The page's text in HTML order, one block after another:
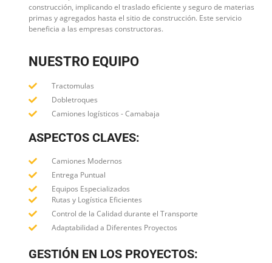
construcción, implicando el traslado eficiente y seguro de materias
primas y agregados hasta el sitio de construcción. Este servicio
beneficia a las empresas constructoras.
NUESTRO EQUIPO
Tractomulas
Dobletroques
Camiones logísticos - Camabaja
ASPECTOS CLAVES:
Camiones Modernos
Entrega Puntual
Equipos Especializados
Rutas y Logística Eficientes
Control de la Calidad durante el Transporte
Adaptabilidad a Diferentes Proyectos
GESTIÓN EN LOS PROYECTOS: